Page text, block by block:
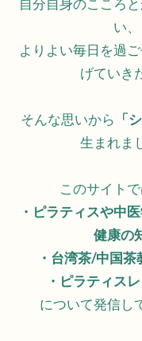
自分自身のこころ
い、
よりよい毎日を過
げていき
そんな思いから 「
生まれま
このサイトで
・ピラティスや中
健康の
・台湾茶/中国
・ピラティス
について発信し